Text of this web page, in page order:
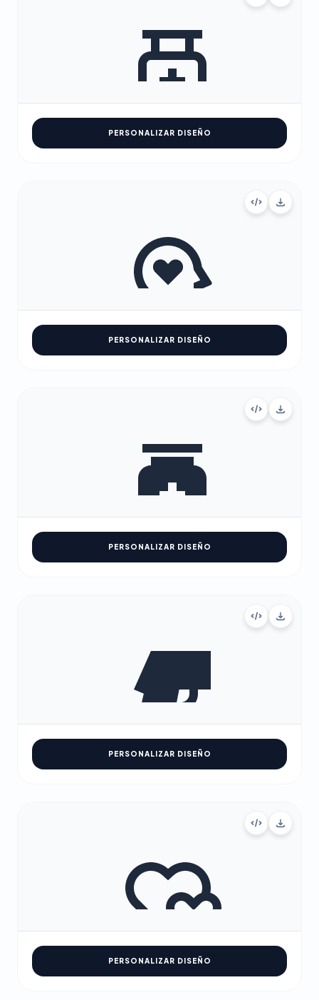
PERSONALIZAR DISEÑO
PERSONALIZAR DISEÑO
PERSONALIZAR DISEÑO
PERSONALIZAR DISEÑO
PERSONALIZAR DISEÑO